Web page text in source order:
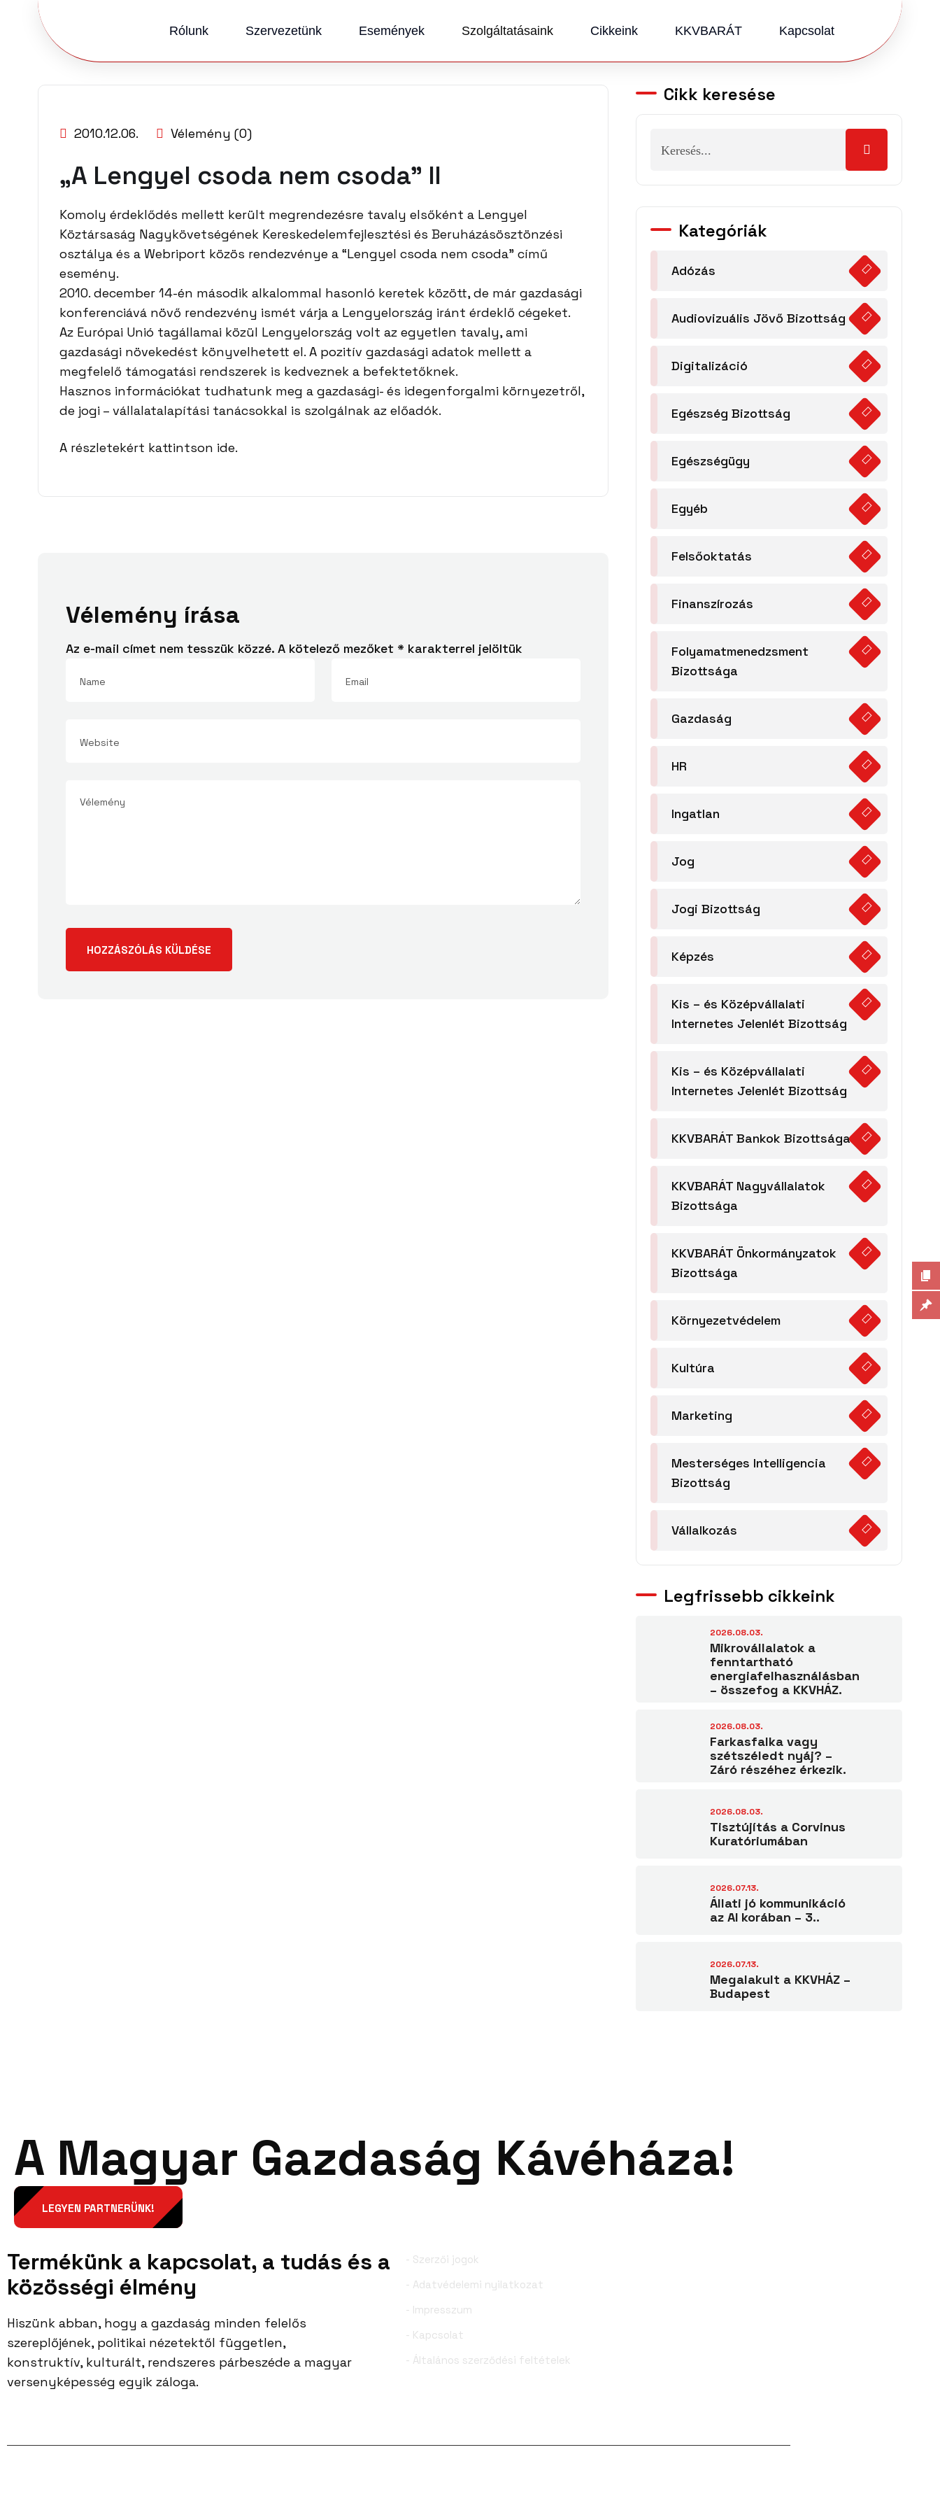
Rólunk Szervezetünk Események Szolgáltatásaink Cikkeink KKVBARÁT Kapcsolat
2010.12.06. Vélemény (0)
„A Lengyel csoda nem csoda” II
Komoly érdeklődés mellett került megrendezésre tavaly elsőként a Lengyel
Köztársaság Nagykövetségének Kereskedelemfejlesztési és Beruházásösztönzési
osztálya és a Webriport közös rendezvénye a “Lengyel csoda nem csoda” című
esemény.
2010. december 14-én második alkalommal hasonló keretek között, de már gazdasági
konferenciává növő rendezvény ismét várja a Lengyelország iránt érdeklő cégeket.
Az Európai Unió tagállamai közül Lengyelország volt az egyetlen tavaly, ami
gazdasági növekedést könyvelhetett el. A pozitív gazdasági adatok mellett a
megfelelő támogatási rendszerek is kedveznek a befektetőknek.
Hasznos információkat tudhatunk meg a gazdasági- és idegenforgalmi környezetről,
de jogi – vállalatalapítási tanácsokkal is szolgálnak az előadók.
A részletekért kattintson ide.
Vélemény írása
Az e-mail címet nem tesszük közzé. A kötelező mezőket * karakterrel jelöltük
Cikk keresése
Kategóriák
Adózás
Audiovizuális Jövő Bizottság
Digitalizáció
Egészség Bizottság
Egészségügy
Egyéb
Felsőoktatás
Finanszírozás
Folyamatmenedzsment
Bizottsága
Gazdaság
HR
Ingatlan
Jog
Jogi Bizottság
Képzés
Kis – és Középvállalati
Internetes Jelenlét Bizottság
Kis – és Középvállalati
Internetes Jelenlét Bizottság
KKVBARÁT Bankok Bizottsága
KKVBARÁT Nagyvállalatok
Bizottsága
KKVBARÁT Önkormányzatok
Bizottsága
Környezetvédelem
Kultúra
Marketing
Mesterséges Intelligencia
Bizottság
Vállalkozás
Legfrissebb cikkeink
2026.08.03.
Mikrovállalatok a
fenntartható
energiafelhasználásban
– összefog a KKVHÁZ.
2026.08.03.
Farkasfalka vagy
szétszéledt nyáj? –
Záró részéhez érkezik.
2026.08.03.
Tisztújítás a Corvinus
Kuratóriumában
2026.07.13.
Állati jó kommunikáció
az AI korában – 3..
2026.07.13.
Megalakult a KKVHÁZ –
Budapest
A Magyar Gazdaság Kávéháza!
LEGYEN PARTNERÜNK!
Termékünk a kapcsolat, a tudás és a
közösségi élmény
Hiszünk abban, hogy a gazdaság minden felelős
szereplőjének, politikai nézetektől független,
konstruktív, kulturált, rendszeres párbeszéde a magyar
versenyképesség egyik záloga.
- Szerzői jogok
- Adatvédelemi nyilatkozat
- Impresszum
- Kapcsolat
- Általános szerződési feltételek